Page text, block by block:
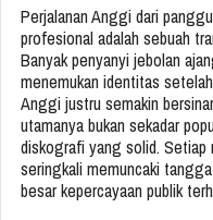
Perjalanan Anggi dari
profesional adalah sebuah
Banyak penyanyi jebolan
menemukan identitas
Anggi justru semakin
utamanya bukan sekadar
diskografi yang solid. Setiap
seringkali memuncaki
besar kepercayaan publik